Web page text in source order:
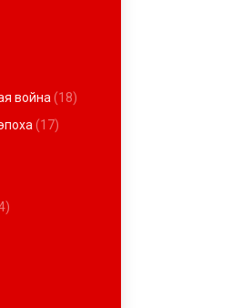
война (18)
(17)